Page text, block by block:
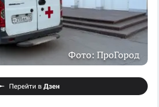
Фото: ПроГород